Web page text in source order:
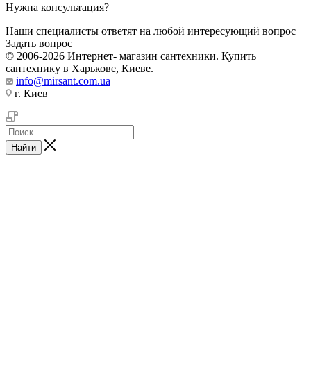
Нужна консультация?
Наши специалисты ответят на любой интересующий вопрос
Задать вопрос
© 2006-2026 Интернет- магазин сантехники. Купить
сантехнику в Харькове, Киеве.
info@mirsant.com.ua
г. Киев
Найти